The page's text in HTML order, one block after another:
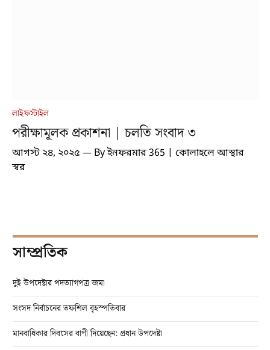
লাইফস্টাইল
পরীক্ষামূলক প্রকাশনা | চলতি সংবাদ ৩
আগস্ট ২৪, ২০২৫ Byইনফরমার 365 | কোলাহলে আস্থার
স্বর
সাম্প্রতিক
দুই উপদেষ্টার পদত্যাগপত্র জমা
সংসদ নির্বাচনের তফশিল বৃহস্পতিবার
মানবাধিকার দিবসের বাণী দিয়েছেন: প্রধান উপদেষ্টা